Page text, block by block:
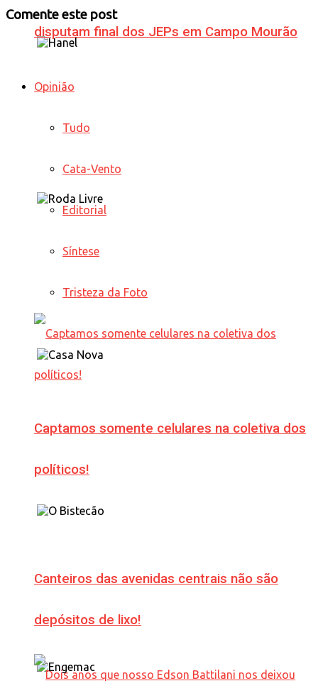
disputam final dos JEPs em Campo Mourão
Opinião
Tudo
Cata-Vento
Editorial
Síntese
Tristeza da Foto
Captamos somente celulares na coletiva dos
políticos!
Canteiros das avenidas centrais não são
depósitos de lixo!
Comente este post